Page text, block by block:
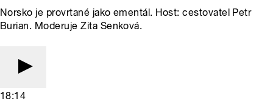
Norsko je provrtané jako ementál. Host: cestovatel Petr
Burian. Moderuje Zita Senková.
18:14